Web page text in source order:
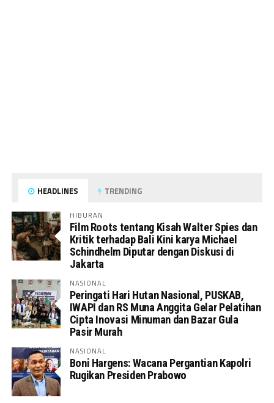
HEADLINES TRENDING
HIBURAN
Film Roots tentang Kisah Walter Spies dan
Kritik terhadap Bali Kini karya Michael
Schindhelm Diputar dengan Diskusi di
Jakarta
NASIONAL
Peringati Hari Hutan Nasional, PUSKAB,
IWAPI dan RS Muna Anggita Gelar Pelatihan
Cipta Inovasi Minuman dan Bazar Gula
Pasir Murah
NASIONAL
Boni Hargens: Wacana Pergantian Kapolri
Rugikan Presiden Prabowo